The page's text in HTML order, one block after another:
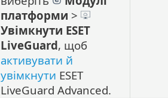
платформи >
Увімкнути ESET
LiveGuard, щоб
активувати й
увімкнути ESET
LiveGuard Advanced.